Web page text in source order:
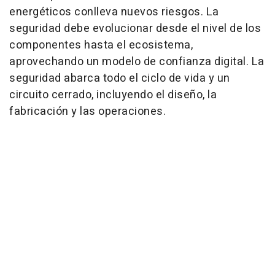
energéticos conlleva nuevos riesgos. La
seguridad debe evolucionar desde el nivel de los
componentes hasta el ecosistema,
aprovechando un modelo de confianza digital. La
seguridad abarca todo el ciclo de vida y un
circuito cerrado, incluyendo el diseño, la
fabricación y las operaciones.